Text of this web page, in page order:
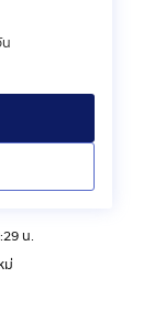
น.
ม่